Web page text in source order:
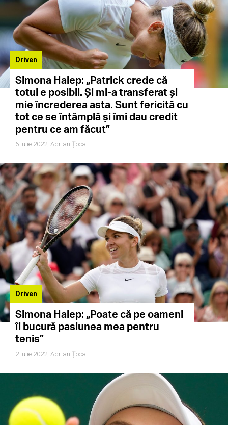
Driven
Simona Halep: „Patrick crede că
totul e posibil. Și mi-a transferat și
mie încrederea asta. Sunt fericită cu
tot ce se întâmplă și îmi dau credit
pentru ce am făcut”
6 iulie 2022, Adrian Țoca
Driven
Simona Halep: „Poate că pe oameni
îi bucură pasiunea mea pentru
tenis”
2 iulie 2022, Adrian Țoca